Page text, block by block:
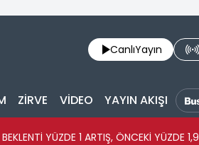
CanlıYayın
ZİRVE VİDEO YAYIN AKIŞI
YÜZDE 1 ARTIŞ, ÖNCEKİ YÜZDE 1,9